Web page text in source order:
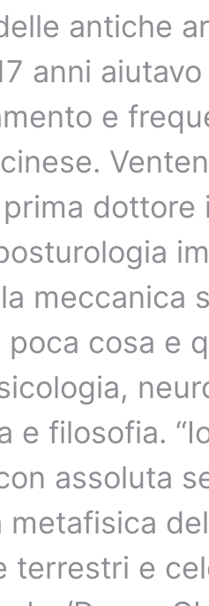
antiche
anni
e
meccanica
cosa e
e filosofia.
assoluta
terrestri e